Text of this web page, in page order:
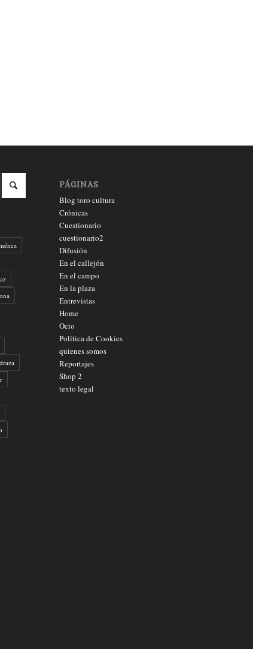
PÁGINAS
Blog toro cultura
Crónicas
Cuestionario
cuestionario2
Difusión
En el callejón
En el campo
En la plaza
Entrevistas
Home
Ocio
Política de Cookies
quienes somos
Reportajes
Shop 2
texto legal